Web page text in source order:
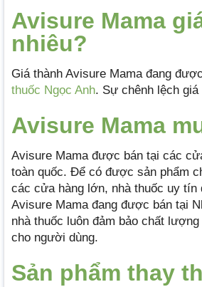
Avisure Mama
nhiêu?
Giá thành Avisure Mama đang
thuốc Ngọc Anh. Sự chênh lệch
Avisure Mama
Avisure Mama được bán tại các
toàn quốc. Để có được sản phẩm
các cửa hàng lớn, nhà thuốc uy tín
Avisure Mama đang được bán tại
nhà thuốc luôn đảm bảo chất
cho người dùng.
Sản phẩm thay